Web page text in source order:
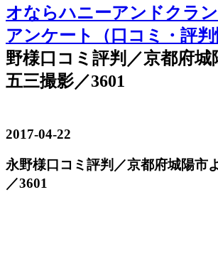
オならハニーアンドクラ
アンケート（口コミ・評判
野様口コミ評判／京都府城
五三撮影／3601
2017-04-22
永野様口コミ評判／京都府城陽市
／3601